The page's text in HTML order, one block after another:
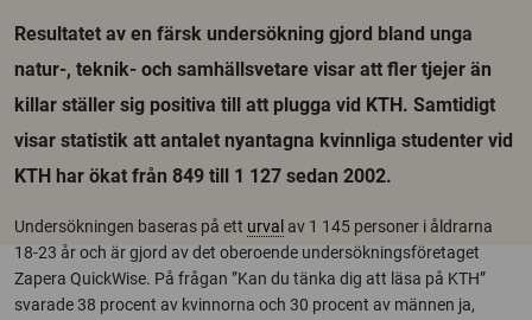
Resultatet av en färsk undersökning gjord bland unga
natur-, teknik- och samhällsvetare visar att fler tjejer än
killar ställer sig positiva till att plugga vid KTH. Samtidigt
visar statistik att antalet nyantagna kvinnliga studenter vid
KTH har ökat från 849 till 1 127 sedan 2002.
Undersökningen baseras på ett urval av 1 145 personer i åldrarna
18-23 år och är gjord av det oberoende undersökningsföretaget
Zapera QuickWise. På frågan ”Kan du tänka dig att läsa på KTH”
svarade 38 procent av kvinnorna och 30 procent av männen ja,